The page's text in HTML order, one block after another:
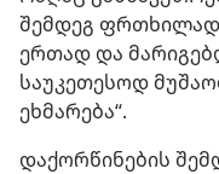
შემდეგ ფრთხილად
ერთად და
საუკეთესოდ
ეხმარება“.
დაქორწინების